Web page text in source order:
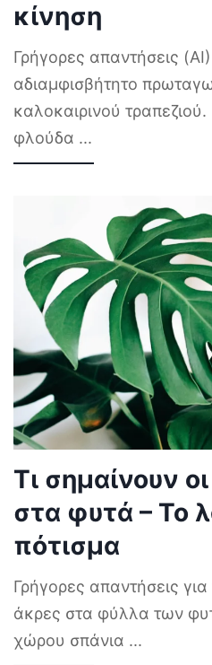
κίνηση
Γρήγορες απαντήσεις
αδιαμφισβήτητο
καλοκαιρινού
φλούδα ...
Τι σημαίνουν
στα φυτά – Το
πότισμα
Γρήγορες απαντήσεις
άκρες στα φύλλα των
χώρου σπάνια ...